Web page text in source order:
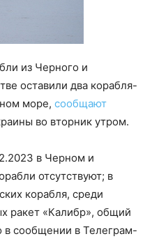
из Черного и
оставили два корабля-
море, сообщают
во вторник утром.
в Черном и
отсутствуют; в
корабля, среди
ракет «Калибр», общий
в сообщении в Телеграм-